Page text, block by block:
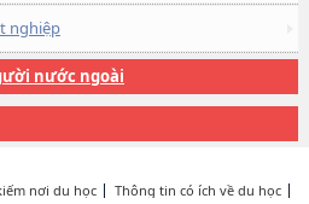
nghiệp
nước ngoài
nơi du học
Thông tin có ích về du học